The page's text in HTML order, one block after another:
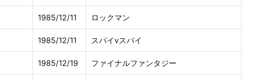
1985/12/11 ロックマン
1985/12/11 スパイvスパイ
1985/12/19 ファイナルファンタジー